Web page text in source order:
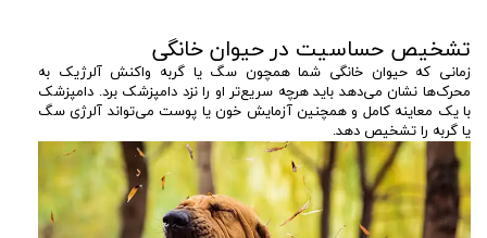
تشخیص حساسیت در حیوان خانگی
زمانی که حیوان خانگی شما همچون سگ یا گربه واکنش آلرژیک به
محرک‌ها نشان می‌دهد باید هرچه سریع‌تر او را نزد دامپزشک برد. دامپزشک
با یک معاینه کامل و همچنین آزمایش خون یا پوست می‌تواند آلرژی سگ
یا گربه را تشخیص دهد.